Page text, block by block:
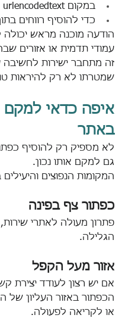
במקום urlencodedtext מכניסים את ההודעה הרצויה
כדי להוסיף רווחים
הודעה מוכנה מראש יכולה
עמודי תדמית או אזורים
זה מתחבר ישירות
שמטרתו לא רק להיראות
איפה כדאי למקם
באתר
לא מספיק רק להוסיף
גם למקם אותו נכון.
המקומות הנפוצים
כפתור צף בפינה
פתרון מעולה לאתרי
הגלילה.
אזור מעל הקפל
אם יש רצון לעודד
הכפתור באזור העליון
או לקריאה לפעולה.